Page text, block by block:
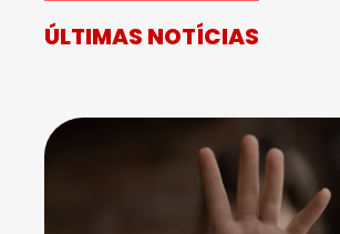
ÚLTIMAS NOTÍCIAS